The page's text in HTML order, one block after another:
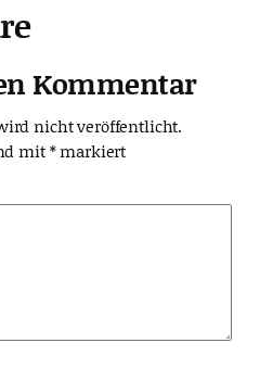
Kommentar
nicht veröffentlicht.
mit*markiert